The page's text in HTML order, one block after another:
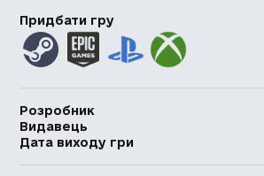
Придбати гру
Розробник
Видавець
Дата виходу гри